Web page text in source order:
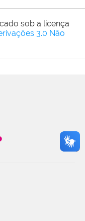
sob a licença
3.0 Não